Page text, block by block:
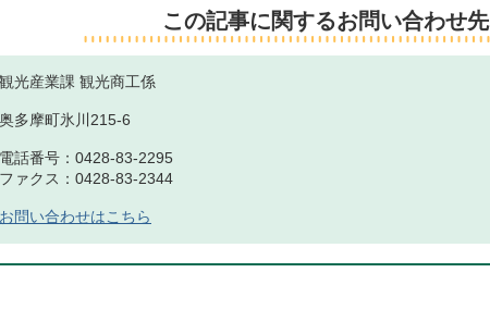
この記事に関するお問い合わせ先
観光産業課 観光商工係
奥多摩町氷川215-6
電話番号：0428-83-2295
ファクス：0428-83-2344
お問い合わせはこちら